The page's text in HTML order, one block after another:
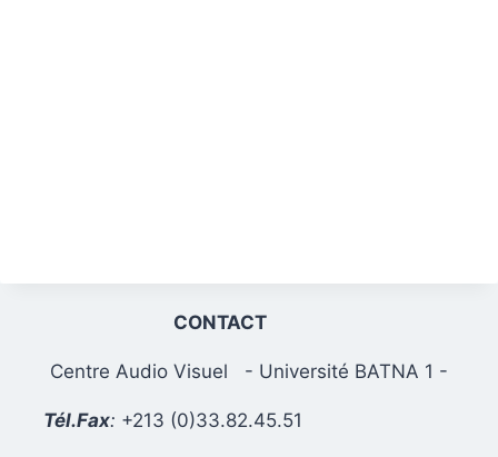
CONTACT
Centre Audio Visuel - Université BATNA 1 -
Tél.Fax: +213 (0)33.82.45.51